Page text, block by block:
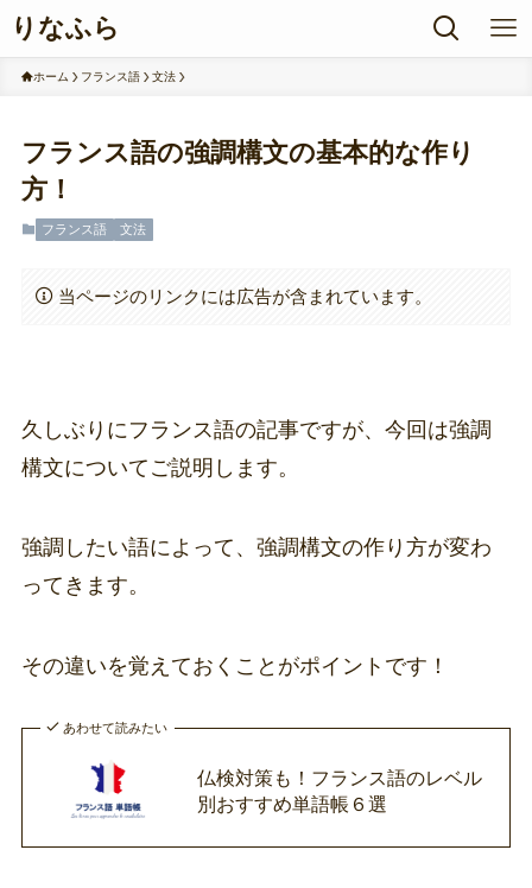
りなふら
ホーム フランス語 文法
フランス語の強調構文の基本的な作り
方！
フランス語 文法
当ページのリンクには広告が含まれています。
久しぶりにフランス語の記事ですが、今回は強調
構文についてご説明します。
強調したい語によって、強調構文の作り方が変わ
ってきます。
その違いを覚えておくことがポイントです！
あわせて読みたい
仏検対策も！フランス語のレベル
別おすすめ単語帳６選